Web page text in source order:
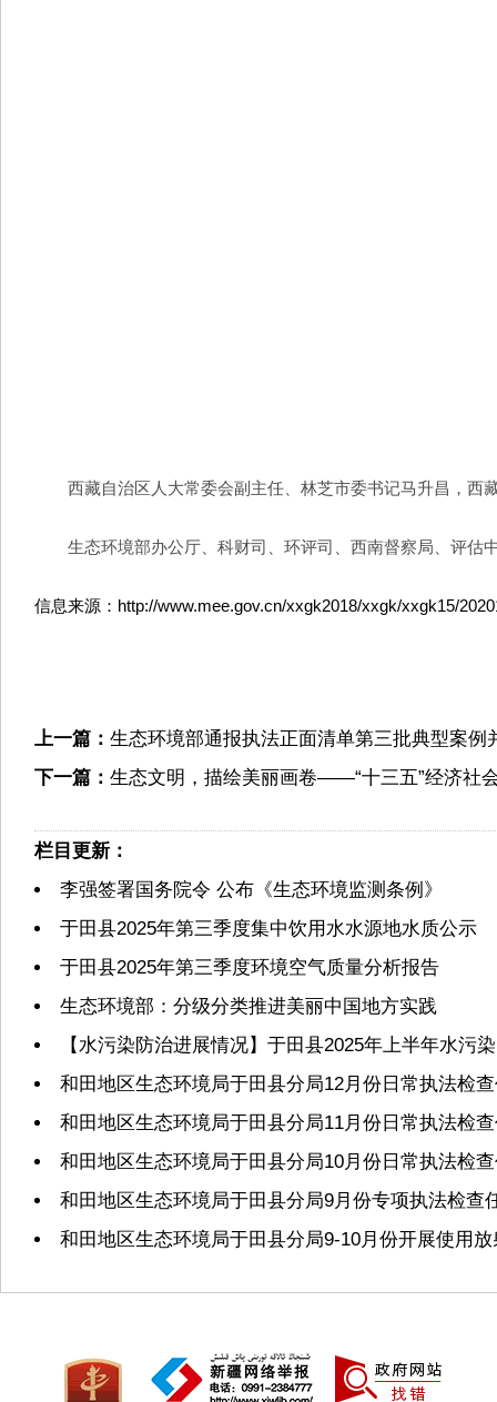
西藏自治区人大常委会副主任、林芝市委书记马升昌，西
生态环境部办公厅、科财司、环评司、西南督察局、评估
信息来源：http://www.mee.gov.cn/xxgk2018/xxgk/xxgk15/
上一篇： 生态环境部通报执法正面清单第三批典型案
下一篇： 生态文明，描绘美丽画卷——“十三五”经济社
栏目更新：
李强签署国务院令 公布《生态环境监测条例》
于田县2025年第三季度集中饮用水水源地水质公示
于田县2025年第三季度环境空气质量分析报告
生态环境部：分级分类推进美丽中国地方实践
【水污染防治进展情况】于田县2025年上半年水污
和田地区生态环境局于田县分局12月份日常执法检
和田地区生态环境局于田县分局11月份日常执法检
和田地区生态环境局于田县分局10月份日常执法检
和田地区生态环境局于田县分局9月份专项执法检查
和田地区生态环境局于田县分局9-10月份开展使用